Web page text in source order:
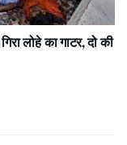
लोहे का गाटर, दो की